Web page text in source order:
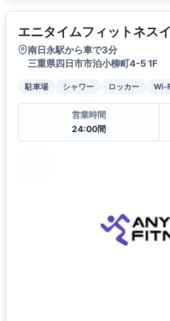
エニタイムフィットネス
南日永駅から車で3分
三重県四日市市泊小柳町4-5 1F
駐車場 シャワー ロッカー Wi-
営業時間
24:00間